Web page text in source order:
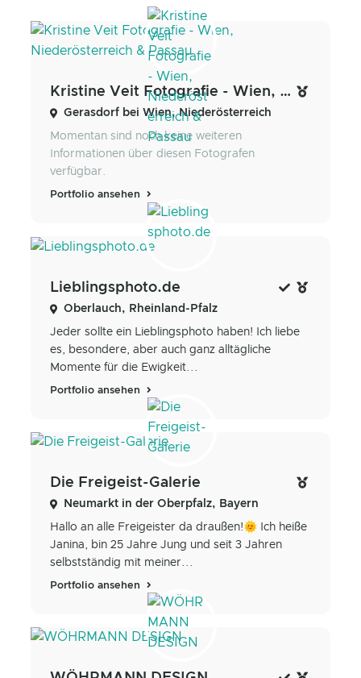
Kristine Veit Fotografie - Wien, Niederösterreich & Passau
Gerasdorf bei Wien, Niederösterreich
Momentan sind noch keine weiteren
Informationen über diesen Fotografen
verfügbar.
Portfolio ansehen
Lieblingsphoto.de
Oberlauch, Rheinland-Pfalz
Jeder sollte ein Lieblingsphoto haben! Ich liebe
es, besondere, aber auch ganz alltägliche
Momente für die Ewigkeit...
Portfolio ansehen
Die Freigeist-Galerie
Neumarkt in der Oberpfalz, Bayern
Hallo an alle Freigeister da draußen!🌞 Ich heiße
Janina, bin 25 Jahre Jung und seit 3 Jahren
selbstständig mit meiner...
Portfolio ansehen